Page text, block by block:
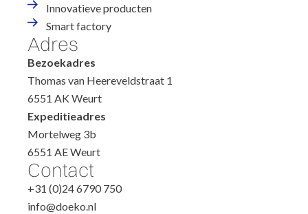
Innovatieve producten
Smart factory
Adres
Bezoekadres
Thomas van Heereveldstraat 1
6551 AK Weurt
Expeditieadres
Mortelweg 3b
6551 AE Weurt
Contact
+31 (0)24 6790 750
info@doeko.nl